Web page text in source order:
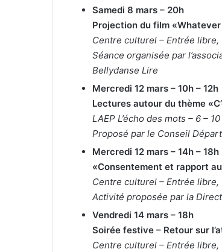
Samedi 8 mars – 20h
Projection du film «Whatever
Centre culturel – Entrée
Séance organisée par
Bellydanse Lire
Mercredi 12 mars – 10h – 12h
Lectures autour du thème
LAEP L’écho des mots – 6 –
Proposé par le Conseil
Mercredi 12 mars – 14h – 18h
«Consentement et rapport
Centre culturel – Entrée libre,
Activité proposée par la
Vendredi 14 mars – 18h
Soirée festive – Retour sur
Centre culturel – Entrée